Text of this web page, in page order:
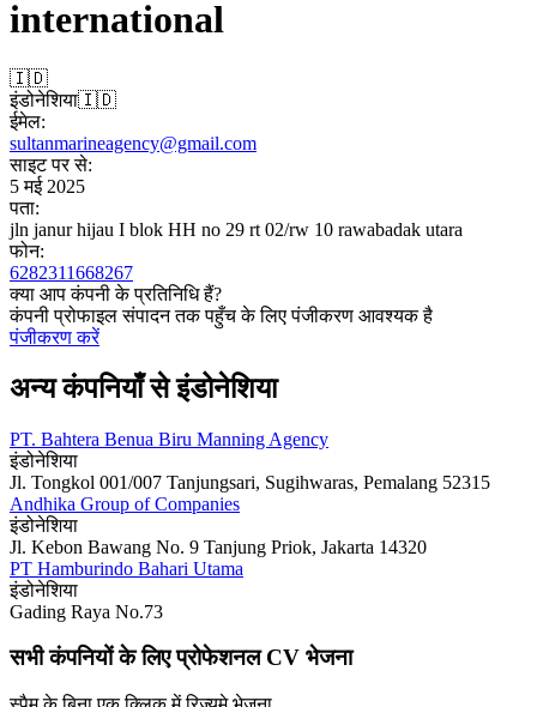
international
🇮🇩
इंडोनेशिया🇮🇩
ईमेल:
sultanmarineagency@gmail.com
साइट पर से:
5 मई 2025
पता:
jln janur hijau I blok HH no 29 rt 02/rw 10 rawabadak utara
फोन:
6282311668267
क्या आप कंपनी के प्रतिनिधि हैं?
कंपनी प्रोफाइल संपादन तक पहुँच के लिए पंजीकरण आवश्यक है
पंजीकरण करें
अन्य कंपनियाँ से इंडोनेशिया
PT. Bahtera Benua Biru Manning Agency
इंडोनेशिया
Jl. Tongkol 001/007 Tanjungsari, Sugihwaras, Pemalang 52315
Andhika Group of Companies
इंडोनेशिया
Jl. Kebon Bawang No. 9 Tanjung Priok, Jakarta 14320
PT Hamburindo Bahari Utama
इंडोनेशिया
Gading Raya No.73
सभी कंपनियों के लिए प्रोफेशनल CV भेजना